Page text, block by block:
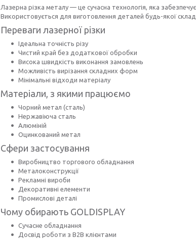
Лазерна різка металу — це сучасна технологія, яка
Використовується для виготовлення деталей будь-якої
Переваги лазерної різки
Ідеальна точність різу
Чистий край без додаткової обробки
Висока швидкість виконання замовлень
Можливість вирізання складних форм
Мінімальні відходи матеріалу
Матеріали, з якими працюємо
Чорний метал (сталь)
Нержавіюча сталь
Алюміній
Оцинкований метал
Сфери застосування
Виробництво торгового обладнання
Металоконструкції
Рекламні вироби
Декоративні елементи
Промислові деталі
Чому обирають GOLDISPLAY
Сучасне обладнання
Досвід роботи з B2B клієнтами